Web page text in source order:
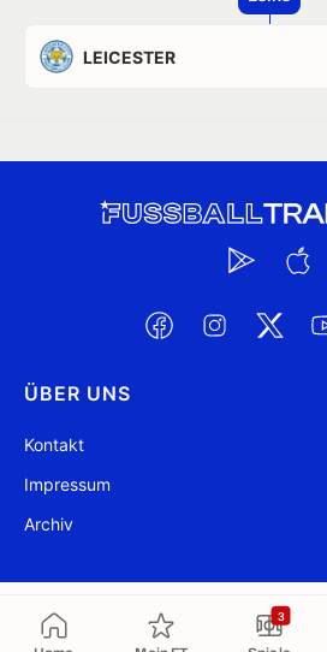
3
LEICESTER
ÜBER UNS
Kontakt
Impressum
Archiv
@ FussballTransfers.com 2009-2026